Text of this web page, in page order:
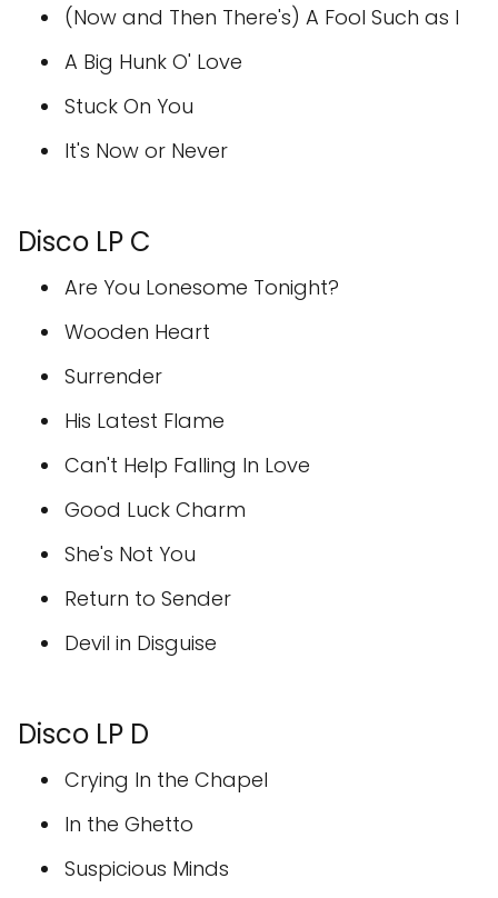
(Now and Then There's) A Fool Such as I
A Big Hunk O' Love
Stuck On You
It's Now or Never
Disco LP C
Are You Lonesome Tonight?
Wooden Heart
Surrender
His Latest Flame
Can't Help Falling In Love
Good Luck Charm
She's Not You
Return to Sender
Devil in Disguise
Disco LP D
Crying In the Chapel
In the Ghetto
Suspicious Minds